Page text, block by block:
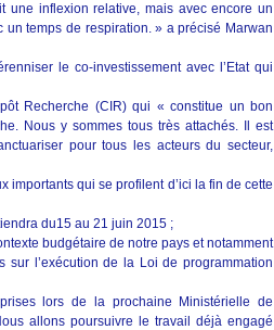
une inflexion relative, mais avec encore un
temps de respiration. » a précisé Marwan
le co-investissement avec l’Etat qui
Recherche (CIR) qui « constitue un bon
Nous y sommes tous très attachés. Il est
pour tous les acteurs du secteur,
importants qui se profilent d’ici la fin de cette
du15 au 21 juin 2015 ;
budgétaire de notre pays et notamment
l’exécution de la Loi de programmation
lors de la prochaine Ministérielle de
allons poursuivre le travail déjà engagé